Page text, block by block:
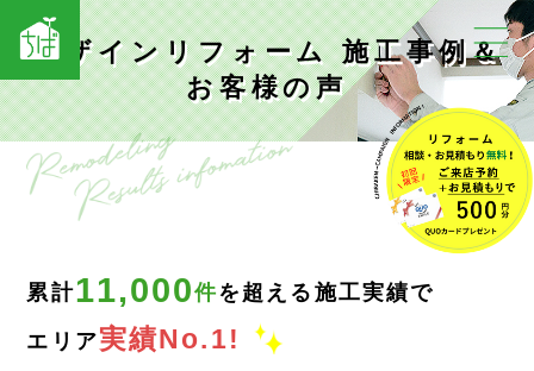
デザインリフォーム 施工事例＆
お客様の声
累計11,000件を超える施工実績で
エリア実績No.1!